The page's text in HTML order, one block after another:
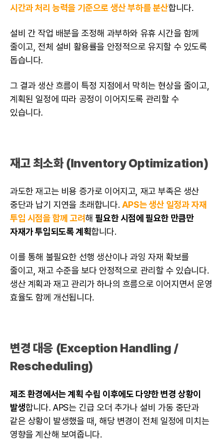
시간과 처리 능력을 기준으로 생산 부하를 분산합니다.
설비 간 작업 배분을 조정해 과부하와 유휴 시간을 함께
줄이고, 전체 설비 활용률을 안정적으로 유지할 수 있도록
돕습니다.
그 결과 생산 흐름이 특정 지점에서 막히는 현상을 줄이고,
계획된 일정에 따라 공정이 이어지도록 관리할 수
있습니다.
재고 최소화 (Inventory Optimization)
과도한 재고는 비용 증가로 이어지고, 재고 부족은 생산
중단과 납기 지연을 초래합니다. APS는 생산 일정과 자재
투입 시점을 함께 고려해 필요한 시점에 필요한 만큼만
자재가 투입되도록 계획합니다.
이를 통해 불필요한 선행 생산이나 과잉 자재 확보를
줄이고, 재고 수준을 보다 안정적으로 관리할 수 있습니다.
생산 계획과 재고 관리가 하나의 흐름으로 이어지면서 운영
효율도 함께 개선됩니다.
변경 대응 (Exception Handling /
Rescheduling)
제조 환경에서는 계획 수립 이후에도 다양한 변경 상황이
발생합니다. APS는 긴급 오더 추가나 설비 가동 중단과
같은 상황이 발생했을 때, 해당 변경이 전체 일정에 미치는
영향을 계산해 보여줍니다.